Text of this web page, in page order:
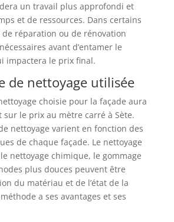
un travail plus approfondi et
et de ressources. Dans certains
de réparation ou de rénovation
avant d’entamer le
impactera le prix final.
de nettoyage utilisée
choisie pour la façade aura
le prix au mètre carré à Sète.
nettoyage varient en fonction des
de chaque façade. Le nettoyage
nettoyage chimique, le gommage
plus douces peuvent être
du matériau et de l’état de la
a ses avantages et ses